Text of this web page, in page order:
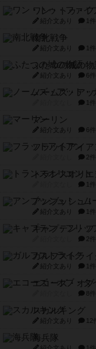
ワン・トゥ・フ
紹介文あり 1
南北戦争
紹介文あり 1
ふたつの城の物
紹介文あり 6
ノームズ・アッ
1
マーリン
紹介文あり 6
フラットアイア
2
トランスオリ
1
アンブッシュ！
紹介文あり 1
キャプテン・
2
ガルフストライ
紹介文あり 1
エコーズ・オブ
8
スカルキング
紹介文あり
海兵隊